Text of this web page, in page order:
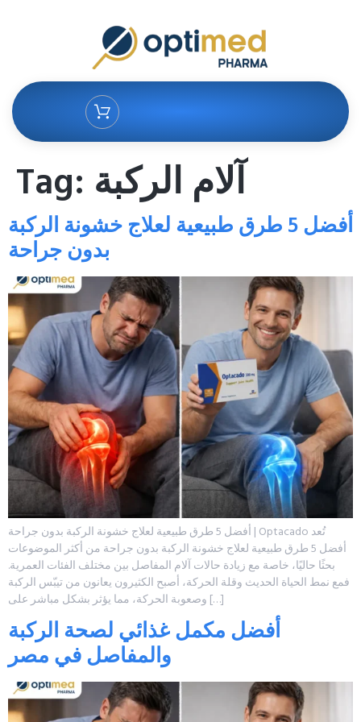
Tag: آلام الركبة
أفضل 5 طرق طبيعية لعلاج خشونة الركبة
بدون جراحة
أفضل 5 طرق طبيعية لعلاج خشونة الركبة بدون جراحة | Optacado تُعد
أفضل 5 طرق طبيعية لعلاج خشونة الركبة بدون جراحة من أكثر الموضوعات
بحثًا حاليًا، خاصة مع زيادة حالات آلام المفاصل بين مختلف الفئات العمرية.
فمع نمط الحياة الحديث وقلة الحركة، أصبح الكثيرون يعانون من تيبّس الركبة
وصعوبة الحركة، مما يؤثر بشكل مباشر على […]
أفضل مكمل غذائي لصحة الركبة
والمفاصل في مصر